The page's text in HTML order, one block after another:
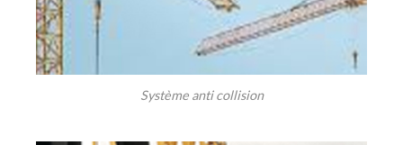
Système anti collision